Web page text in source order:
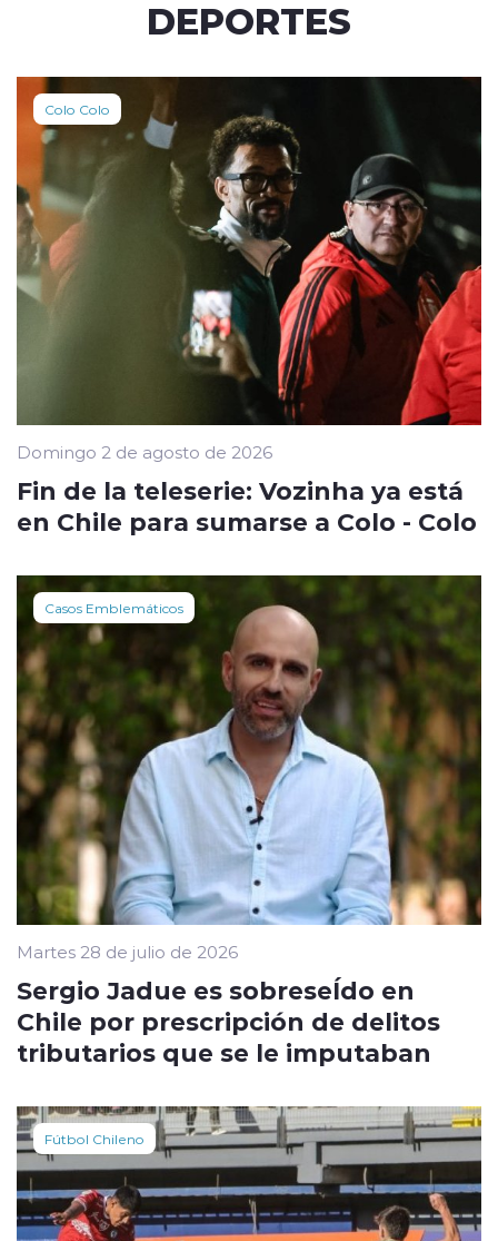
DEPORTES
Colo Colo
Domingo 2 de agosto de 2026
Fin de la teleserie: Vozinha ya está
en Chile para sumarse a Colo - Colo
Casos Emblemáticos
Martes 28 de julio de 2026
Sergio Jadue es sobreseÍdo en
Chile por prescripción de delitos
tributarios que se le imputaban
Fútbol Chileno